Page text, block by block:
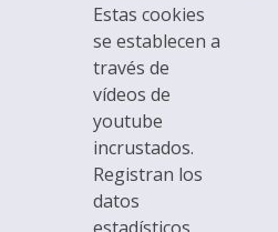
Estas cookies
se establecen a
través de
vídeos de
youtube
incrustados.
Registran los
datos